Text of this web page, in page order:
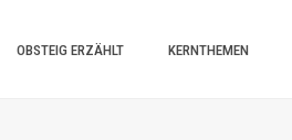
OBSTEIG ERZÄHLT KERNTHEMEN